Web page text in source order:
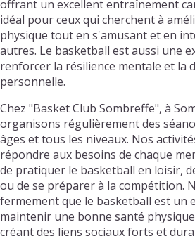
offrant un excellent entraînement
idéal pour ceux qui cherchent à
physique tout en s'amusant et en
autres. Le basketball est aussi une
renforcer la résilience mentale et la
personnelle.
Chez "Basket Club Sombreffe", à
organisons régulièrement des
âges et tous les niveaux. Nos
répondre aux besoins de chaque
de pratiquer le basketball en loisir,
ou de se préparer à la compétition.
fermement que le basketball est un
maintenir une bonne santé
créant des liens sociaux forts et